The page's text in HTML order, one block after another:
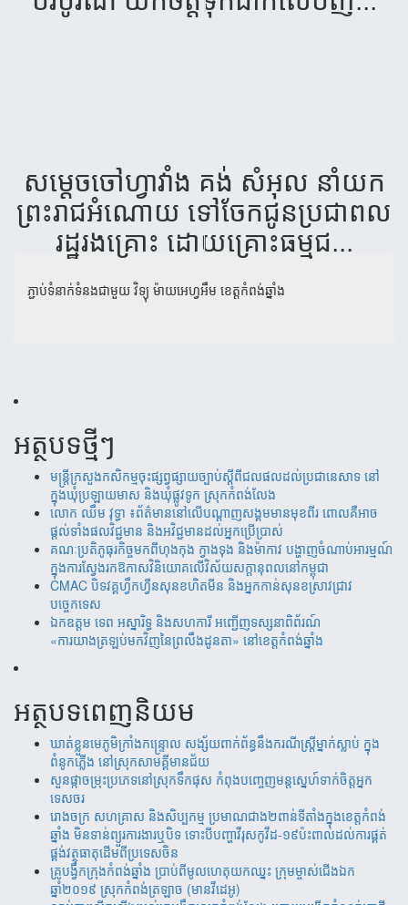
សម្តេច​ចៅ​ហ្វា​វាំង គង់ សំ​អុល នាំ​យក​
ព្រះរាជ​អំណោយ ទៅ​ចែក​ជូន​ប្រជា​ពល​
រដ្ឋរង​គ្រោះ ដោយ​គ្រោះ​ធម្មជ...
ភ្ជាប់ទំនាក់ទំនងជាមួយវិទ្យុ ម៉ាយអេហ្វអឹម ខេត្តកំពង់ឆ្នាំង
អត្ថបទថ្មីៗ
មន្ត្រីក្រសួងកសិកម្មចុះផ្សព្វផ្សាយច្បាប់ស្តីពីជលផលដល់ប្រជានេសាទ នៅ
ក្នុងឃុំប្រឡាយមាស និងឃុំផ្លូវទូក ស្រុកកំពង់លែង
‎​លោក ឈឹម វុទ្ធា ៖ព័ត៌មាននៅលើបណ្តាញសង្គមមានមុខពីរ ពោលគឺអាច
ផ្តល់ទាំងផលវិជ្ជមាន និងអវិជ្ជមានដល់អ្នកប្រើប្រាស់
គណៈប្រតិភូធុរកិច្ចមកពីហុងកុង ក្វាងទុង និងម៉ាកាវ បង្ហាញចំណាប់អារម្មណ៍
ក្នុងការស្វែងរកឱកាសវិនិយោគលើវិស័យសក្តានុពលនៅកម្ពុជា
CMAC បិទវគ្គហ្វឹកហ្វឺនសុនខហិតមីន និងអ្នកកាន់សុនខស្រាវជ្រាវ
បច្ចេកទេស
ឯកឧត្តម ទេព អស្នារិទ្ធ និងសហការី អញ្ជើញទស្សនាពិព័រណ៍
«ការយាងត្រឡប់មកវិញនៃព្រលឹងដូនតា» នៅខេត្តកំពង់ឆ្នាំង
អត្ថបទពេញនិយម
ឃាត់​ខ្លួន​មេភូមិ​ក្រាំង​កន្រ្ទោល សង្ស័យ​ពាក់ព័ន្ធ​នឹ​ង​​ករណី​ស្រ្តីម្នាក់​ស្លាប់ ​ក្នុង​
ពំនូក​ភ្លើង​ នៅស្រុក​សាម​គ្គីមាន​ជ័យ
សួន​​ផ្កា​ច​ម្រុះ​​ប្រភេទ​​នៅ​​ស្រុក​​​ទឹក​​ផុស​​ កំពុង​​បញ្ចេញ​​​មន្តស្នេហ៍​​​​ទាក់​​​ចិត្ត​​អ្នក
ទេស​​ចរ​
រោងចក្រ ​សហគ្រាស​ និងសិប្បកម្ម ប្រមាណ​​​ជាង​​២ពាន់​​ទីតាំង​​ក្នុង​​ខេត្តកំពង់​
ឆ្នាំង​ មិន​ទាន់ព្យួរការងារ​ឬបិទ ទោះបីបញ្ហាវីរុសកូវីដ-១៩ប៉ះពាល់ដល់ការ​ផ្គត់​
ផ្គង់​វត្ថុ​ធាតុ​​ដើម​​ពី​​ប្រទេស​ចិន​
គ្រូបង្វឹកក្រុងកំពង់ឆ្នាំង ប្រាប់ពីមូលហេតុយកឈ្នះ ក្រុមម្ចាស់ជើងឯក
ឆ្នាំ២០១៩ ស្រុកកំពង់ត្រឡាច (មានវីដេអូ)